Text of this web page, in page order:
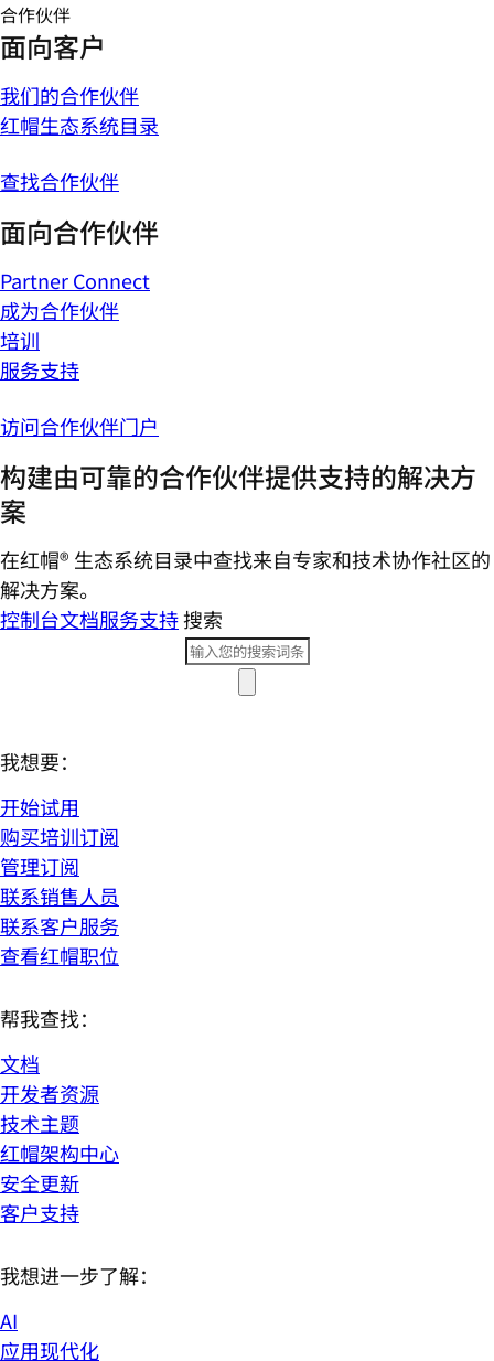
合作伙伴
面向客户
我们的合作伙伴
红帽生态系统目录
查找合作伙伴
面向合作伙伴
Partner Connect
成为合作伙伴
培训
服务支持
访问合作伙伴门户
构建由可靠的合作伙伴提供支持的解决方
案
在红帽® 生态系统目录中查找来自专家和技术协作社区的
解决方案。
控制台文档服务支持搜索
我想要：
开始试用
购买培训订阅
管理订阅
联系销售人员
联系客户服务
查看红帽职位
帮我查找：
文档
开发者资源
技术主题
红帽架构中心
安全更新
客户支持
我想进一步了解：
AI
应用现代化